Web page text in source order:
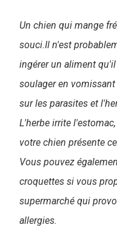
Un chien qui mange
souci.Il n'est
ingérer un aliment
soulager en
sur les parasites et
L'herbe irrite
votre chien présente
Vous pouvez
croquettes si vous
supermarché qui
allergies.